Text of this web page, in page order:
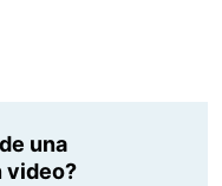
una
video?